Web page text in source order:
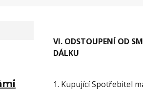
VI. ODSTOUPENÍ OD
DÁLKU
1. Kupující Spotřebitel